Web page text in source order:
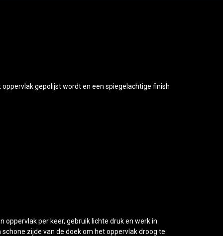
gepolijst wordt en een spiegelachtige finish
oppervlak per keer, gebruik lichte druk en werk in
zijde van de doek om het oppervlak droog te